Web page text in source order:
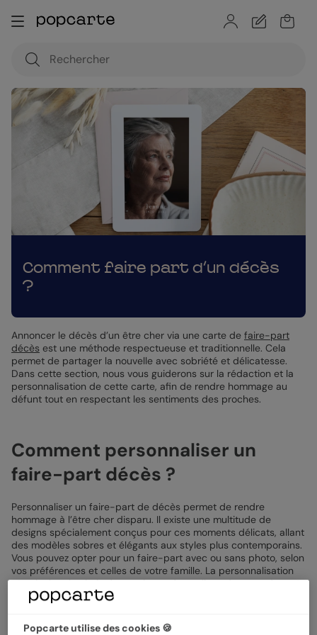
Comment faire part d’un décès
?
Annoncer le décès d’un être cher via une carte de faire-part
décès est une méthode respectueuse et traditionnelle. Cela
permet de partager la nouvelle avec sobriété et délicatesse.
Dans cette section, nous vous guiderons sur la rédaction et la
personnalisation de cette carte, afin de rendre hommage au
défunt tout en respectant les sentiments des proches.
Comment personnaliser un
faire-part décès ?
Personnaliser un faire-part de décès permet de rendre
hommage à l’être cher disparu. Il existe une multitude de
designs spécialement conçus pour ces moments délicats, allant
des modèles sobres et élégants aux styles plus contemporains.
Vous pouvez opter pour un faire-part avec ou sans photo, selon
vos préférences et celles de votre famille. La personnalisation
peut inclure le choix des couleurs, des polices de caractère,
ainsi que l’ajout de textes et de citations significatives. Ces
la personnalité du défunt et qui témoigne de l’affection que
Popcarte utilise des cookies 🍪